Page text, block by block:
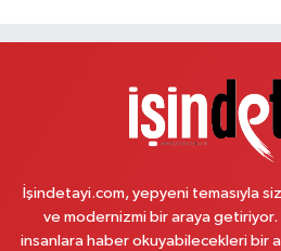
Reşitpaşa Mahallesi Tuncay Artun Caddesi
Plevne Eczanesi
Mevlana Mahallesi İbrahim Hayırlıoğlu
İşindetayi.com, yepyeni temasıyla
ve modernizmi bir araya getiriyor.
insanlara haber okuyabilecekleri bir